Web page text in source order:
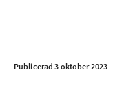
Publicerad 3 oktober 2023